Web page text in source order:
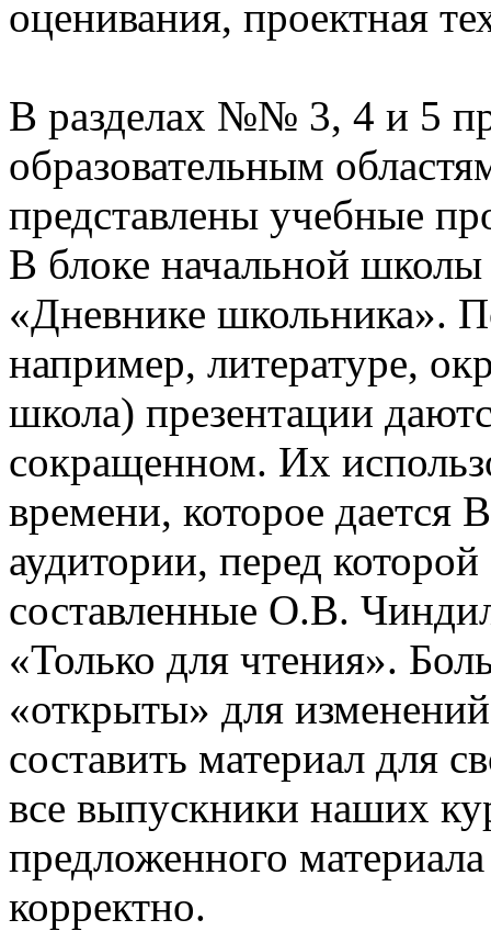
оценивания, проектная
В разделах №№ 3, 4 и 5
образовательным
представлены учебные
В блоке начальной
«Дневнике школьника».
например, литературе,
школа) презентации
сокращенном. Их
времени, которое дается
аудитории, перед
составленные О.В.
«Только для чтения».
«открыты» для
составить материал для
все выпускники наших
предложенного
корректно.